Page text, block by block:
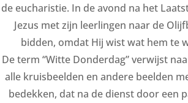
de eucharistie. In de avond na het
Jezus met zijn leerlingen naar de
bidden, omdat Hij wist wat hem te
De term “Witte Donderdag” verwijst
alle kruisbeelden en andere beelden
bedekken, dat na de dienst door een